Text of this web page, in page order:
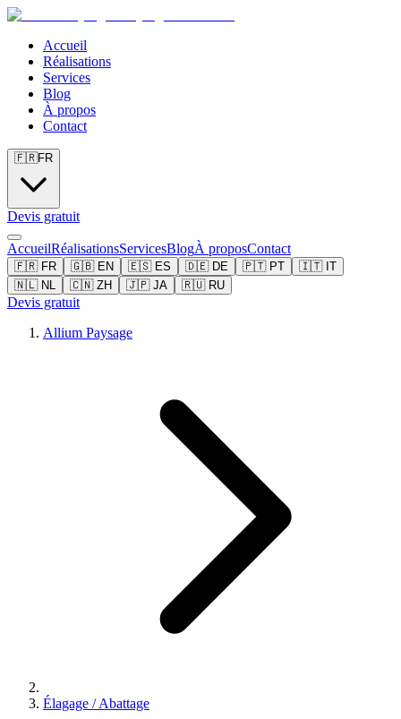
Accueil
Réalisations
Services
Blog
À propos
Contact
🇫🇷FR
Devis gratuit
AccueilRéalisationsServicesBlogÀ proposContact
🇫🇷 FR 🇬🇧 EN 🇪🇸 ES 🇩🇪 DE 🇵🇹 PT 🇮🇹 IT
🇳🇱 NL 🇨🇳 ZH 🇯🇵 JA 🇷🇺 RU
Devis gratuit
Allium Paysage
Élagage / Abattage